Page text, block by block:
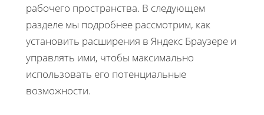
рабочего пространства. В следующем
разделе мы подробнее рассмотрим, как
установить расширения в Яндекс Браузере и
управлять ими, чтобы максимально
использовать его потенциальные
возможности.